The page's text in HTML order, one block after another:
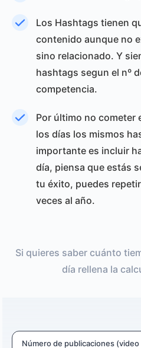
Los Hashtags tienen
contenido aunque no
sino relacionado. Y
hashtags segun el nº
competencia.
Por último no cometer
los días los mismos
importante es incluir
día, piensa que estás
tu éxito, puedes
veces al año.
Si quieres saber cuánto
día rellena la
Número de publicaciones